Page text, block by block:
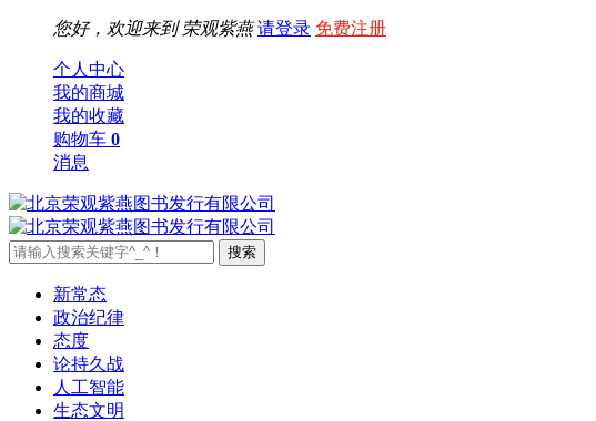
您好，欢迎来到 荣观紫燕 请登录 免费注册
个人中心
我的商城
我的收藏
购物车 0
消息
新常态
政治纪律
态度
论持久战
人工智能
生态文明